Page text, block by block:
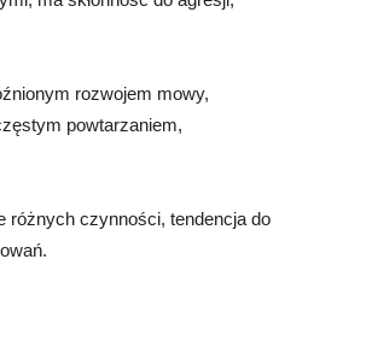
rozwojem mowy,
powtarzaniem,
różnych czynności, tendencja do